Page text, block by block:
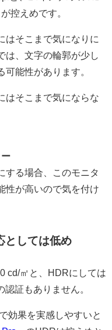
控えめです。
はそこまで気になりに
は、文字の輪郭が少し
能性があります。
はそこまで気にならな
する場合、このモニタ
性が高いので気を付け
としては低め
cd/㎡と、HDRにしては
証もありません。
効果を実感しやすいと